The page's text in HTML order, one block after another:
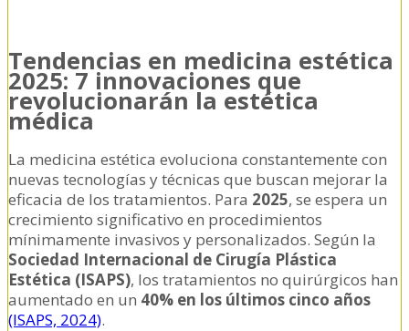
Tendencias en medicina estética
2025: 7 innovaciones que
revolucionarán la estética
médica
La medicina estética evoluciona constantemente con
nuevas tecnologías y técnicas que buscan mejorar la
eficacia de los tratamientos. Para 2025, se espera un
crecimiento significativo en procedimientos
mínimamente invasivos y personalizados. Según la
Sociedad Internacional de Cirugía Plástica
Estética (ISAPS), los tratamientos no quirúrgicos han
aumentado en un 40% en los últimos cinco años
(ISAPS, 2024).